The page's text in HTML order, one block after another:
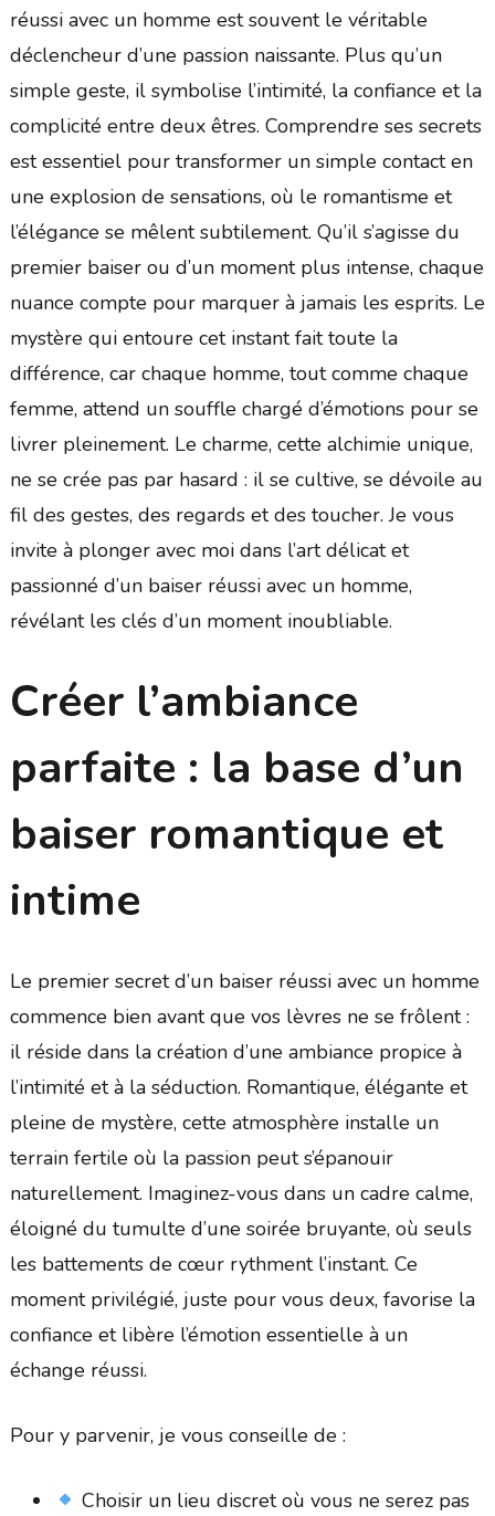
réussi avec un homme est souvent le véritable
déclencheur d’une passion naissante. Plus qu’un
simple geste, il symbolise l’intimité, la confiance et la
complicité entre deux êtres. Comprendre ses secrets
est essentiel pour transformer un simple contact en
une explosion de sensations, où le romantisme et
l’élégance se mêlent subtilement. Qu’il s’agisse du
premier baiser ou d’un moment plus intense, chaque
nuance compte pour marquer à jamais les esprits. Le
mystère qui entoure cet instant fait toute la
différence, car chaque homme, tout comme chaque
femme, attend un souffle chargé d’émotions pour se
livrer pleinement. Le charme, cette alchimie unique,
ne se crée pas par hasard : il se cultive, se dévoile au
fil des gestes, des regards et des toucher. Je vous
invite à plonger avec moi dans l’art délicat et
passionné d’un baiser réussi avec un homme,
révélant les clés d’un moment inoubliable.
Créer l’ambiance
parfaite : la base d’un
baiser romantique et
intime
Le premier secret d’un baiser réussi avec un homme
commence bien avant que vos lèvres ne se frôlent :
il réside dans la création d’une ambiance propice à
l’intimité et à la séduction. Romantique, élégante et
pleine de mystère, cette atmosphère installe un
terrain fertile où la passion peut s’épanouir
naturellement. Imaginez-vous dans un cadre calme,
éloigné du tumulte d’une soirée bruyante, où seuls
les battements de cœur rythment l’instant. Ce
moment privilégié, juste pour vous deux, favorise la
confiance et libère l’émotion essentielle à un
échange réussi.
Pour y parvenir, je vous conseille de :
Choisir un lieu discret où vous ne serez pas